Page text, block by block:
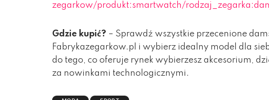
zegarkow/produkt:smartwatch/
Gdzie kupić? – Sprawdź wszystkie przecenione
Fabrykazegarkow.pl i wybierz idealny model dla
do tego, co oferuje rynek wybierzesz akcesorium,
za nowinkami technologicznymi.